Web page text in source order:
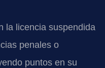
la licencia suspendida
penales o
puntos en su